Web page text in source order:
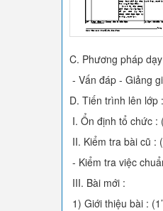
C. Phương pháp
- Vấn đáp - Giảng
D. Tiến trình lên lớp :
I. Ổn định tổ chức :
II. Kiểm tra bài cũ :
- Kiểm tra việc
III. Bài mới :
1) Giới thiệu bài :